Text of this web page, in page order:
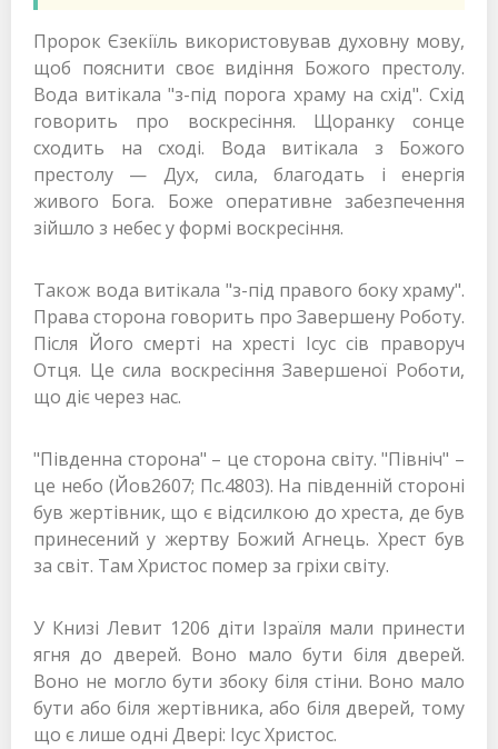
Пророк Єзекіїль використовував духовну мову,
щоб пояснити своє видіння Божого престолу.
Вода витікала "з-під порога храму на схід". Схід
говорить про воскресіння. Щоранку сонце
сходить на сході. Вода витікала з Божого
престолу — Дух, сила, благодать і енергія
живого Бога. Боже оперативне забезпечення
зійшло з небес у формі воскресіння.
Також вода витікала "з-під правого боку храму".
Права сторона говорить про Завершену Роботу.
Після Його смерті на хресті Ісус сів праворуч
Отця. Це сила воскресіння Завершеної Роботи,
що діє через нас.
"Південна сторона" – це сторона світу. "Північ" –
це небо (Йов2607; Пс.4803). На південній стороні
був жертівник, що є відсилкою до хреста, де був
принесений у жертву Божий Агнець. Хрест був
за світ. Там Христос помер за гріхи світу.
У Книзі Левит 1206 діти Ізраїля мали принести
ягня до дверей. Воно мало бути біля дверей.
Воно не могло бути збоку біля стіни. Воно мало
бути або біля жертівника, або біля дверей, тому
що є лише одні Двері: Ісус Христос.